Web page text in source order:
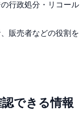
行政処分・リコール
販売者などの役割を
できる情報